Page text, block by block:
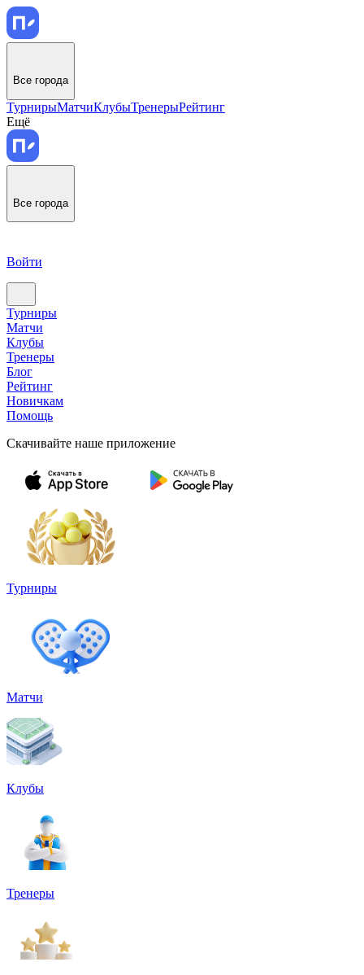
Все города
ТурнирыМатчиКлубыТренерыРейтинг
Ещё
Все города
Войти
Турниры
Матчи
Клубы
Тренеры
Блог
Рейтинг
Новичкам
Помощь
Скачивайте наше приложение
Турниры
Матчи
Клубы
Тренеры